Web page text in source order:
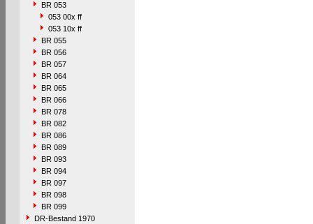
BR 053
053 00x ff
053 10x ff
BR 055
BR 056
BR 057
BR 064
BR 065
BR 066
BR 078
BR 082
BR 086
BR 089
BR 093
BR 094
BR 097
BR 098
BR 099
DR-Bestand 1970